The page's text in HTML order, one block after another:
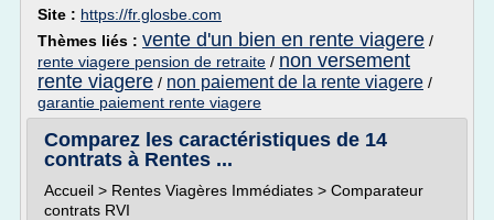
Site : https://fr.glosbe.com
Thèmes liés : vente d'un bien en rente viagere /
rente viagere pension de retraite / non versement
rente viagere / non paiement de la rente viagere /
garantie paiement rente viagere
Comparez les caractéristiques de 14
contrats à Rentes ...
Accueil > Rentes Viagères Immédiates > Comparateur
contrats RVI